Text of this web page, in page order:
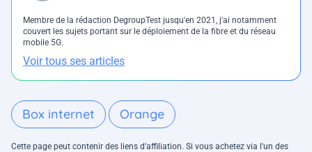
Membre de la rédaction DegroupTest jusqu'en 2021, j'ai notamment
couvert les sujets portant sur le déploiement de la fibre et du réseau
mobile 5G.
Voir tous ses articles
Box internet Orange
Cette page peut contenir des liens d’affiliation. Si vous achetez via l'un des